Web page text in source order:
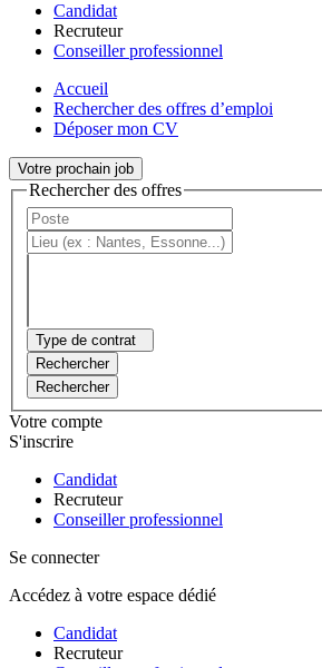
Candidat
Recruteur
Conseiller professionnel
Accueil
Rechercher des offres d’emploi
Déposer mon CV
Votre prochain job
Rechercher des offres
Type de contrat
Rechercher
Rechercher
Votre compte
S'inscrire
Candidat
Recruteur
Conseiller professionnel
Se connecter
Accédez à votre espace dédié
Candidat
Recruteur